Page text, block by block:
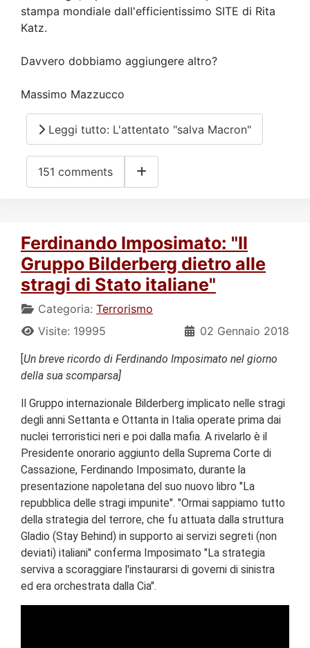
stampa mondiale dall'efficientissimo SITE di Rita
Katz.
Davvero dobbiamo aggiungere altro?
Massimo Mazzucco
Leggi tutto: L'attentato "salva Macron"
151 comments
Ferdinando Imposimato: "Il
Gruppo Bilderberg dietro alle
stragi di Stato italiane"
Categoria: Terrorismo
02 Gennaio 2018
Visite: 19995
[Un breve ricordo di Ferdinando Imposimato nel giorno
della sua scomparsa]
Il Gruppo internazionale Bilderberg implicato nelle stragi
degli anni Settanta e Ottanta in Italia operate prima dai
nuclei terroristici neri e poi dalla mafia. A rivelarlo è il
Presidente onorario aggiunto della Suprema Corte di
Cassazione, Ferdinando Imposimato, durante la
presentazione napoletana del suo nuovo libro "La
repubblica delle stragi impunite". "Ormai sappiamo tutto
della strategia del terrore, che fu attuata dalla struttura
Gladio (Stay Behind) in supporto ai servizi segreti (non
deviati) italiani" conferma Imposimato "La strategia
serviva a scoraggiare l'instaurarsi di governi di sinistra
ed era orchestrata dalla Cia".